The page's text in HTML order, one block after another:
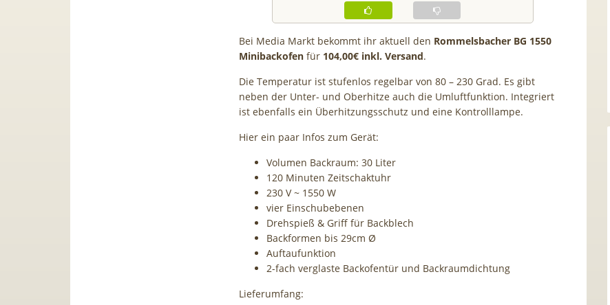
Bei Media Markt bekommt ihr aktuell den Rommelsbacher BG 1550
Minibackofen für 104,00€ inkl. Versand.
Die Temperatur ist stufenlos regelbar von 80 – 230 Grad. Es gibt
neben der Unter- und Oberhitze auch die Umluftfunktion. Integriert
ist ebenfalls ein Überhitzungsschutz und eine Kontrolllampe.
Hier ein paar Infos zum Gerät:
Volumen Backraum: 30 Liter
120 Minuten Zeitschaktuhr
230 V ~ 1550 W
vier Einschubebenen
Drehspieß & Griff für Backblech
Backformen bis 29cm Ø
Auftaufunktion
2-fach verglaste Backofentür und Backraumdichtung
Lieferumfang:
50GB 5G Otelo Vodafone Allnet
50€ Wechselbonus! 🎉 50GB 5G
Vodafone Allnet für 7,99€ mtl.
| 0,00€ Anschlusskosten | eff.
TOP 🍿 Netflix Standard +
TV-Sender (280 in HD) via
waipu.tv Perfect Plus ab